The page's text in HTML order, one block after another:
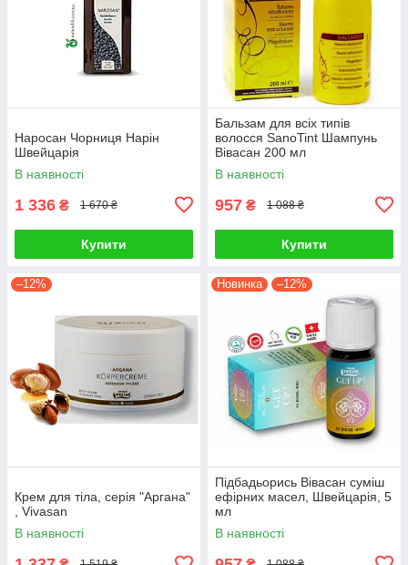
Наросан Чорниця Нарін
Швейцарія
В наявності
1 336 ₴ 1 670 ₴
Купити
Бальзам для всіх типів
волосся SanoTint Шампунь
Вівасан 200 мл
В наявності
957 ₴ 1 088 ₴
Купити
–12%
Крем для тіла, серія "Аргана"
, Vivasan
В наявності
Новинка –12%
Підбадьорись Вівасан суміш
ефірних масел, Швейцарія, 5
мл
В наявності